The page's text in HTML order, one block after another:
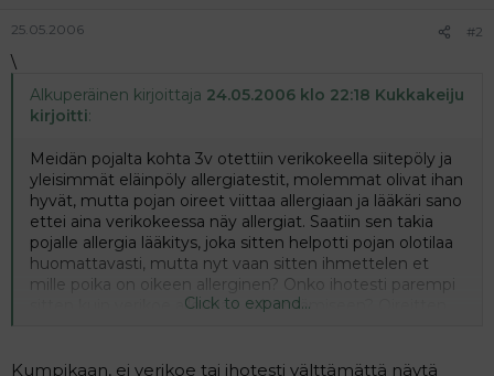
25.05.2006 #2
\
Alkuperäinen kirjoittaja 24.05.2006 klo 22:18 Kukkakeiju
kirjoitti:
Meidän pojalta kohta 3v otettiin verikokeella siitepöly ja
yleisimmät eläinpöly allergiatestit, molemmat olivat ihan
hyvät, mutta pojan oireet viittaa allergiaan ja lääkäri sano
ettei aina verikokeessa näy allergiat. Saatiin sen takia
pojalle allergia lääkitys, joka sitten helpotti pojan olotilaa
huomattavasti, mutta nyt vaan sitten ihmettelen et
mille poika on oikeen allerginen? Onko ihotesti parempi
sitten kuin verikoe allergian selventämiseen? Oireitten
on allerginen esim. siitepölylle niin alistaako se
Click to expand...
Kumpikaan, ei verikoe tai ihotesti välttämättä näytä